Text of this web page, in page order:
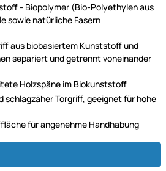
- Biopolymer (Bio-Polyethylen aus
sowie natürliche Fasern
aus biobasiertem Kunststoff und
separiert und getrennt voneinander
Holzspäne im Biokunststoff
schlagzäher Torgriff, geeignet für hohe
für angenehme Handhabung